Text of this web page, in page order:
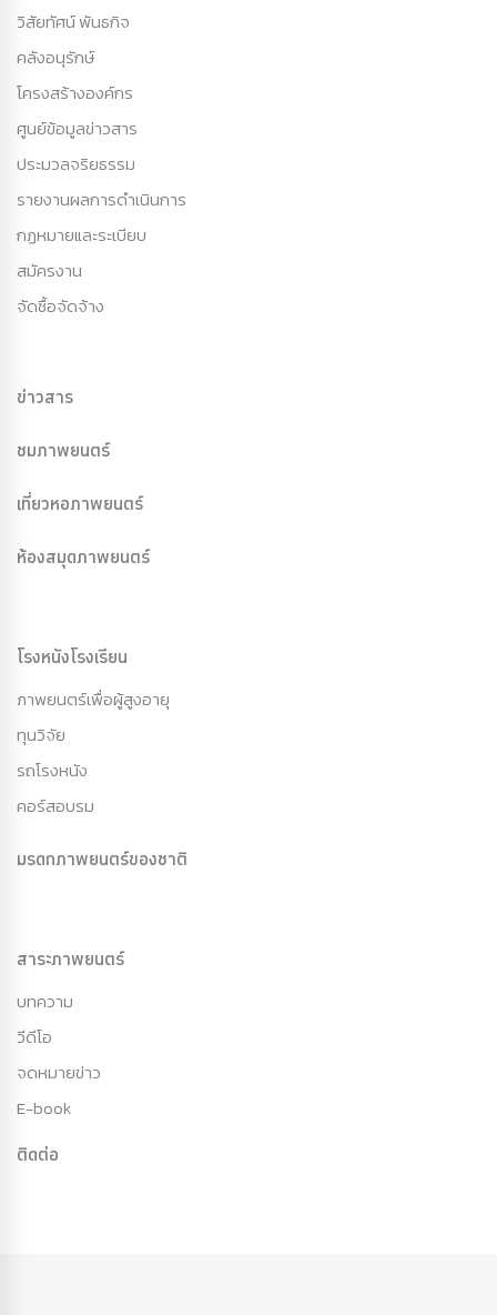
วิสัยทัศน์ พันธกิจ
คลังอนุรักษ์
โครงสร้างองค์กร
ศูนย์ข้อมูลข่าวสาร
ประมวลจริยธรรม
รายงานผลการดำเนินการ
กฏหมายและระเบียบ
สมัครงาน
จัดซื้อจัดจ้าง
ข่าวสาร
ชมภาพยนตร์
เที่ยวหอภาพยนตร์
ห้องสมุดภาพยนตร์
โรงหนังโรงเรียน
ภาพยนตร์เพื่อผู้สูงอายุ
ทุนวิจัย
รถโรงหนัง
คอร์สอบรม
มรดกภาพยนตร์ของชาติ
สาระภาพยนตร์
บทความ
วีดีโอ
จดหมายข่าว
E-book
ติดต่อ